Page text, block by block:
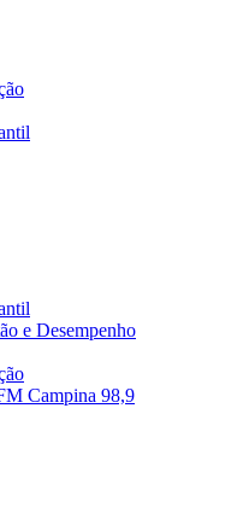
e Desempenho
Campina 98,9